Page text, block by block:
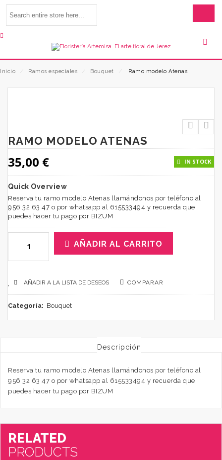
Inicio Ramos especiales Bouquet Ramo modelo Atenas
RAMO MODELO ATENAS
35,00 € IN STOCK
Quick Overview
Reserva tu ramo modelo Atenas llamándonos por teléfono al
956 32 63 47 o por whatsapp al 615533494 y recuerda que
puedes hacer tu pago por BIZUM
AÑADIR AL CARRITO
AÑADIR A LA LISTA DE DESEOS COMPARAR
Categoría: Bouquet
Descripción
Reserva tu ramo modelo Atenas llamándonos por teléfono al
956 32 63 47 o por whatsapp al 615533494 y recuerda que
puedes hacer tu pago por BIZUM
RELATED
PRODUCTS